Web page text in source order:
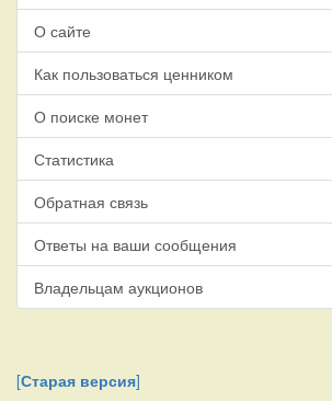
О сайте
Как пользоваться ценником
О поиске монет
Статистика
Обратная связь
Ответы на ваши сообщения
Владельцам аукционов
[Старая версия]